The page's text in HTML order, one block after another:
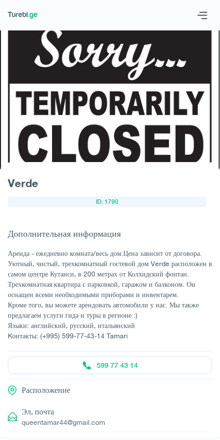
Geo Eng
Запросить отель
Verde
ID: 1790
Дополнительная информация
Аренда - ежедневно комната/весь дом.Цена зависит от договора.
Уютный, чистый, трехкомнатный гостевой дом Verde расположен в
самом центре Кутаиси, в 200 метрах от Колхидский фонтан.
Трехкомнатная квартира с парковкой, гаражом и балконом. Он
оснащен всеми необходимыми приборами и инвентарем.
Кроме того, вы можете арендовать автомобили у нас. Мы также
предлагаем услуги гида и туры в регионе :)
Языки: английский, русский, итальянский
Kонтакты: (+995) 599-77-43-14 Tamari
599 77 43 14
Расположение
Эл. почта
queentamar44@gmail.com